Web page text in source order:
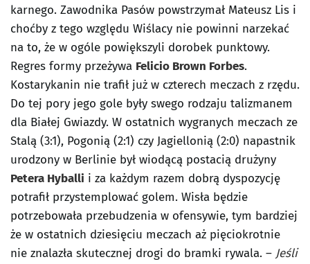
karnego. Zawodnika Pasów powstrzymał Mateusz Lis i
choćby z tego względu Wiślacy nie powinni narzekać
na to, że w ogóle powiększyli dorobek punktowy.
Regres formy przeżywa Felicio Brown Forbes.
Kostarykanin nie trafił już w czterech meczach z rzędu.
Do tej pory jego gole były swego rodzaju talizmanem
dla Białej Gwiazdy. W ostatnich wygranych meczach ze
Stalą (3:1), Pogonią (2:1) czy Jagiellonią (2:0) napastnik
urodzony w Berlinie był wiodącą postacią drużyny
Petera Hyballi i za każdym razem dobrą dyspozycję
potrafił przystemplować golem. Wisła będzie
potrzebowała przebudzenia w ofensywie, tym bardziej
że w ostatnich dziesięciu meczach aż pięciokrotnie
nie znalazła skutecznej drogi do bramki rywala. – Jeśli